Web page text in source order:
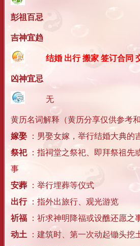
彭祖百忌
吉神宜趋
结婚 出行 搬家 签订合同
凶神宜忌
无
黄历名词解释（黄历分享仅供参考
嫁娶
：男娶女嫁，举行结婚大典的
祭祀 ：指祠堂之祭祀、即拜祭祖先
事
安葬
：举行埋葬等仪式
出行 ：指外出旅行、观光游览
祈福
：祈求神明降福或设醮还愿之
动土
：建筑时、第一次动起锄头挖